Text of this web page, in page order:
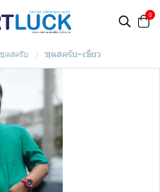
0
ชุดสครับ ชุดสครับ-เขียว